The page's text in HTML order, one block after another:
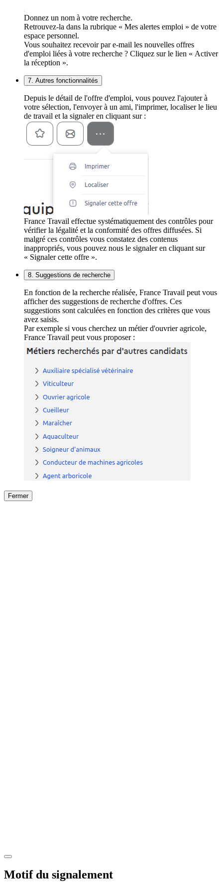
Donnez un nom à votre recherche.
Retrouvez-la dans la rubrique « Mes alertes emploi » de votre
espace personnel.
Vous souhaitez recevoir par e-mail les nouvelles offres
d'emploi liées à votre recherche ? Cliquez sur le lien « Activer
la réception ».
7. Autres fonctionnalités
Depuis le détail de l'offre d'emploi, vous pouvez l'ajouter à
votre sélection, l'envoyer à un ami, l'imprimer, localiser le lieu
de travail et la signaler en cliquant sur :
France Travail effectue systématiquement des contrôles pour
vérifier la légalité et la conformité des offres diffusées. Si
malgré ces contrôles vous constatez des contenus
inappropriés, vous pouvez nous le signaler en cliquant sur
« Signaler cette offre ».
8. Suggestions de recherche
En fonction de la recherche réalisée, France Travail peut vous
afficher des suggestions de recherche d'offres. Ces
suggestions sont calculées en fonction des critères que vous
avez saisis.
Par exemple si vous cherchez un métier d'ouvrier agricole,
France Travail peut vous proposer :
Fermer
Motif du signalement